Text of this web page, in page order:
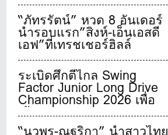
“ภัทรรัตน์” หวด 8 อันเดอร์
นำรอบแรก”สิงห์-เอ็นเอสดี
เอฟ”ที่เทรชเชอร์ฮิลล์
ระเบิดศึกตีไกล Swing
Factor Junior Long Drive
Championship 2026 เพื่อ
เฟ้นหาสุดยอดเยาวชนจอม
พลังตีไกลชาวไทย